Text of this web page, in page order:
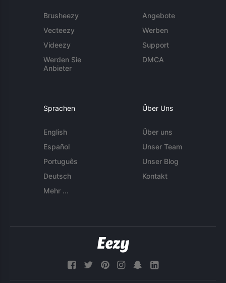
Brusheezy
Vecteezy
Videezy
Werden Sie
Anbieter
Angebote
Werben
Support
DMCA
Sprachen
English
Español
Português
Deutsch
Mehr ...
Über Uns
Über uns
Unser Team
Unser Blog
Kontakt